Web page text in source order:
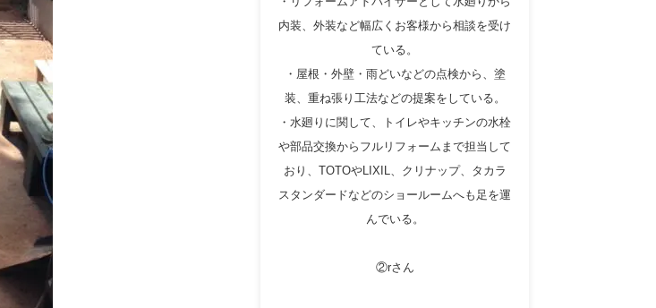
内装、外装など幅広くお客様から相談を受け
ている。
・屋根・外壁・雨どいなどの点検から、塗
装、重ね張り工法などの提案をしている。
・水廻りに関して、トイレやキッチンの水栓
や部品交換からフルリフォームまで担当して
おり、TOTOやLIXIL、クリナップ、タカラ
スタンダードなどのショールームへも足を運
んでいる。
②rさん